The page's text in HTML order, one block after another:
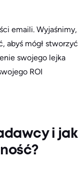
emaili. Wyjaśnimy,
abyś mógł stworzyć
swojego lejka
ROI
i jak